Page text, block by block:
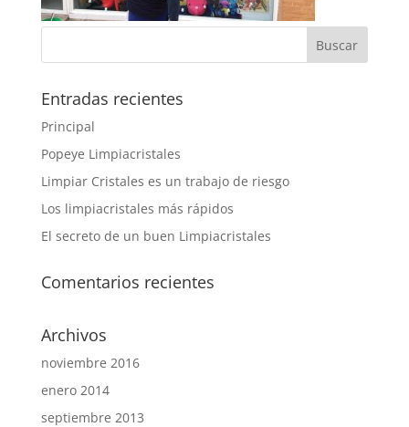
Entradas recientes
Principal
Popeye Limpiacristales
Limpiar Cristales es un trabajo de riesgo
Los limpiacristales más rápidos
El secreto de un buen Limpiacristales
Comentarios recientes
Archivos
noviembre 2016
enero 2014
septiembre 2013